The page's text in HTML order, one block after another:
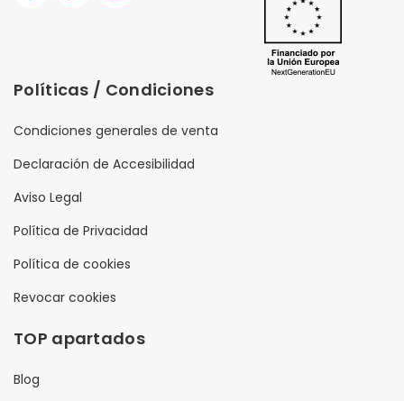
Políticas / Condiciones
Condiciones generales de venta
Declaración de Accesibilidad
Aviso Legal
Política de Privacidad
Política de cookies
Revocar cookies
TOP apartados
Blog